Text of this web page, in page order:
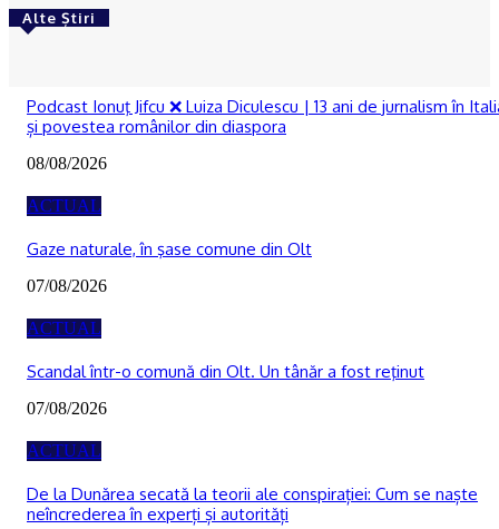
Alte Știri
Podcast Ionuţ Jifcu ❌ Luiza Diculescu | 13 ani de jurnalism în
și povestea românilor din diaspora
08/08/2026
ACTUAL
Gaze naturale, în şase comune din Olt
07/08/2026
ACTUAL
Scandal într-o comună din Olt. Un tânăr a fost reţinut
07/08/2026
ACTUAL
De la Dunărea secată la teorii ale conspirației: Cum se naște
neîncrederea în experți și autorități